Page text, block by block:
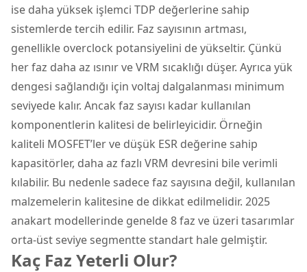
ise daha yüksek işlemci TDP değerlerine sahip
sistemlerde tercih edilir. Faz sayısının artması,
genellikle overclock potansiyelini de yükseltir. Çünkü
her faz daha az ısınır ve VRM sıcaklığı düşer. Ayrıca yük
dengesi sağlandığı için voltaj dalgalanması minimum
seviyede kalır. Ancak faz sayısı kadar kullanılan
komponentlerin kalitesi de belirleyicidir. Örneğin
kaliteli MOSFET’ler ve düşük ESR değerine sahip
kapasitörler, daha az fazlı VRM devresini bile verimli
kılabilir. Bu nedenle sadece faz sayısına değil, kullanılan
malzemelerin kalitesine de dikkat edilmelidir. 2025
anakart modellerinde genelde 8 faz ve üzeri tasarımlar
orta-üst seviye segmentte standart hale gelmiştir.
Kaç Faz Yeterli Olur?